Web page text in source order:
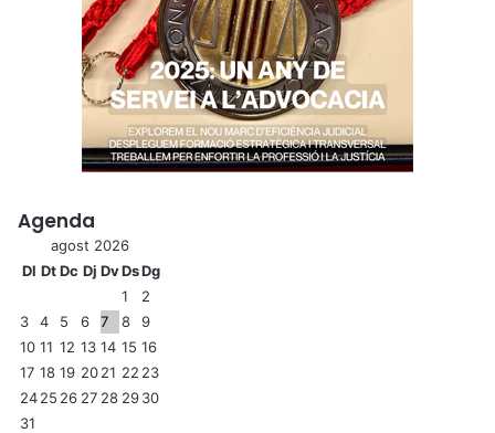
Agenda
agost 2026
Dl DtDc Dj DvDsDg
1
2
3
4 5 6 7 8
9
10 11 12 13 14 15 16
17 18 19 2021 22 23
2425 26 27 28 2930
31